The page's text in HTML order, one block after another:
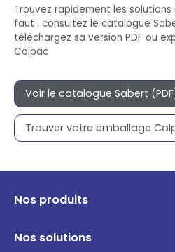
Trouvez rapidement les solutions
faut : consultez le catalogue
téléchargez sa version PDF ou
Colpac
Voir le catalogue Sabert
Trouver votre emballage
Nos produits
Nos solutions